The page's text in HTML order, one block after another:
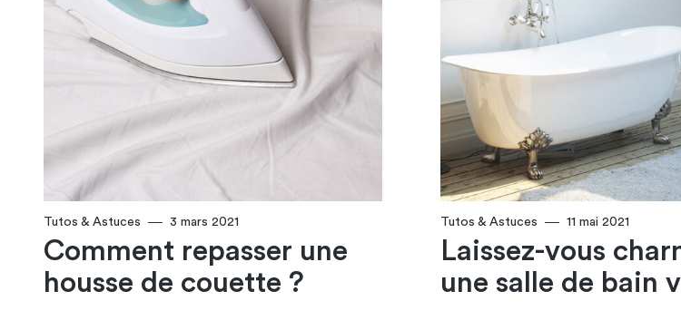
Tutos & Astuces 3 mars 2021
Comment repasser une
housse de couette ?
Tutos & Astuces 11 mai 2021
Laissez-vous
une salle de bain